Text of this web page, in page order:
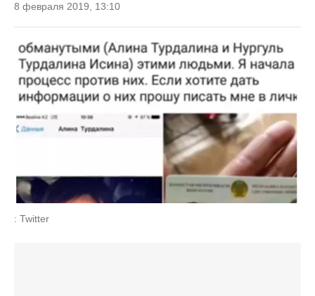
8 февраля 2019, 13:10
: Twitter